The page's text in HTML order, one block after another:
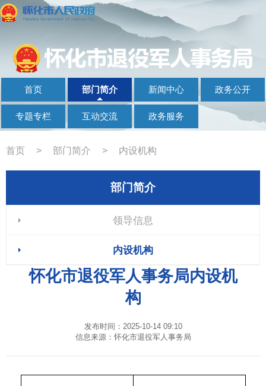
首页 部门简介 新闻中心 政务公开
专题专栏 互动交流 政务服务
首页 > 部门简介 > 内设机构
部门简介
领导信息
内设机构
怀化市退役军人事务局内设机
构
发布时间：2025-10-14 09:10
信息来源：怀化市退役军人事务局